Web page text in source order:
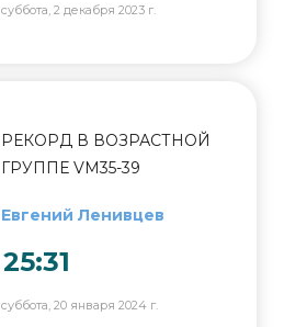
суббота, 2 декабря 2023 г.
РЕКОРД В ВОЗРАСТНОЙ
ГРУППЕ VM35-39
Евгений Ленивцев
25:31
суббота, 20 января 2024 г.